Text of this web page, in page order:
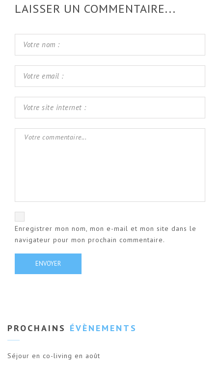
LAISSER UN COMMENTAIRE...
Enregistrer mon nom, mon e-mail et mon site dans le
navigateur pour mon prochain commentaire.
PROCHAINS ÉVÈNEMENTS
Séjour en co-living en août